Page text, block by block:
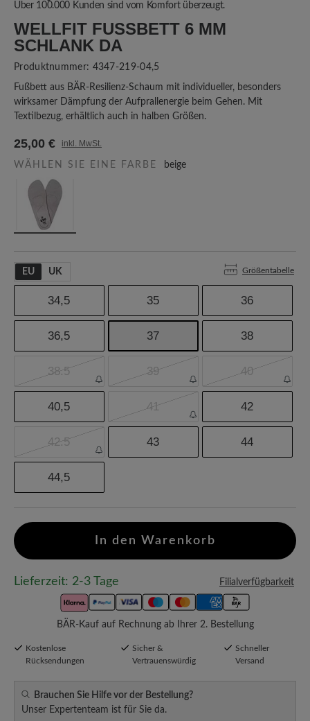
Über 100.000 Kunden sind vom Komfort überzeugt.
WELLFIT FUSSBETT 6 MM S
CHLANK DA
Produktnummer: 4347-219-04,5
Fußbett aus BÄR-Resilienz-Schaum mit individueller, besonders
wirksamer Dämpfung der Aufprallenergie beim Gehen. Mit
Textilbezug, erhältlich auch in halben Größen.
25,00 € inkl. MwSt.
WÄHLEN SIE EINE FARBE beige
EU UK Größentabelle
34,5 35 36
36,5 37 38
38.5 39 40
40,5 41 42
42.5 43 44
44,5
In den Warenkorb
Lieferzeit: 2-3 Tage Filialverfügbarkeit
BÄR-Kauf auf Rechnung ab Ihrer 2. Bestellung
Kostenlose
Rücksendungen
Sicher &
Vertrauenswürdig
Schneller
Versand
Brauchen Sie Hilfe vor der Bestellung?
Unser Expertenteam ist für Sie da.